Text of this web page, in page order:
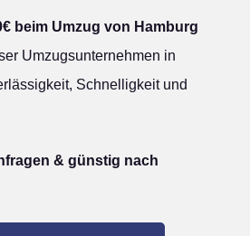
beim Umzug von Hamburg
Umzugsunternehmen in
Schnelligkeit und
& günstig nach